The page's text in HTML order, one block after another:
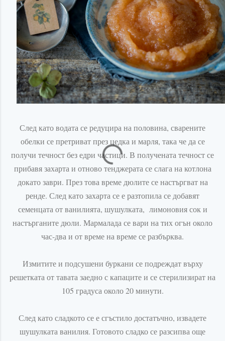
След като водата се редуцира на половина, сварените
обелки се претриват през цедка и марля, така че да се
получи течност без едри частици. В получената течност се
прибавя захарта и отново тенджерата се слага на котлона
докато заври. През това време дюлите се настъргват на
ренде. След като захарта се е разтопила се добавят
семенцата от ванилията, шушулката, лимоновия сок и
настърганите дюли. Мармалада се вари на тих огън около
час-два и от време на време се разбърква.
Измитите и подсушени буркани се подреждат върху
решетката от тавата заедно с капаците и сестерилизиратна
105 градуса около 20 минути.
След като сладкото се е сгъстило достатъчно, извадете
шушулката ванилия. Готовото сладко се разсипва още